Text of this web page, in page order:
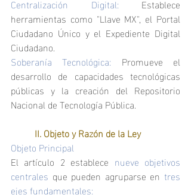
Centralización Digital: Establece
herramientas como "Llave MX", el Portal
Ciudadano Único y el Expediente Digital
Ciudadano.
Soberanía Tecnológica: Promueve el
desarrollo de capacidades tecnológicas
públicas y la creación del Repositorio
Nacional de Tecnología Pública.
	II. Objeto y Razón de la Ley
Objeto Principal
El artículo 2 establece nueve objetivos
centrales que pueden agruparse en tres
ejes fundamentales: